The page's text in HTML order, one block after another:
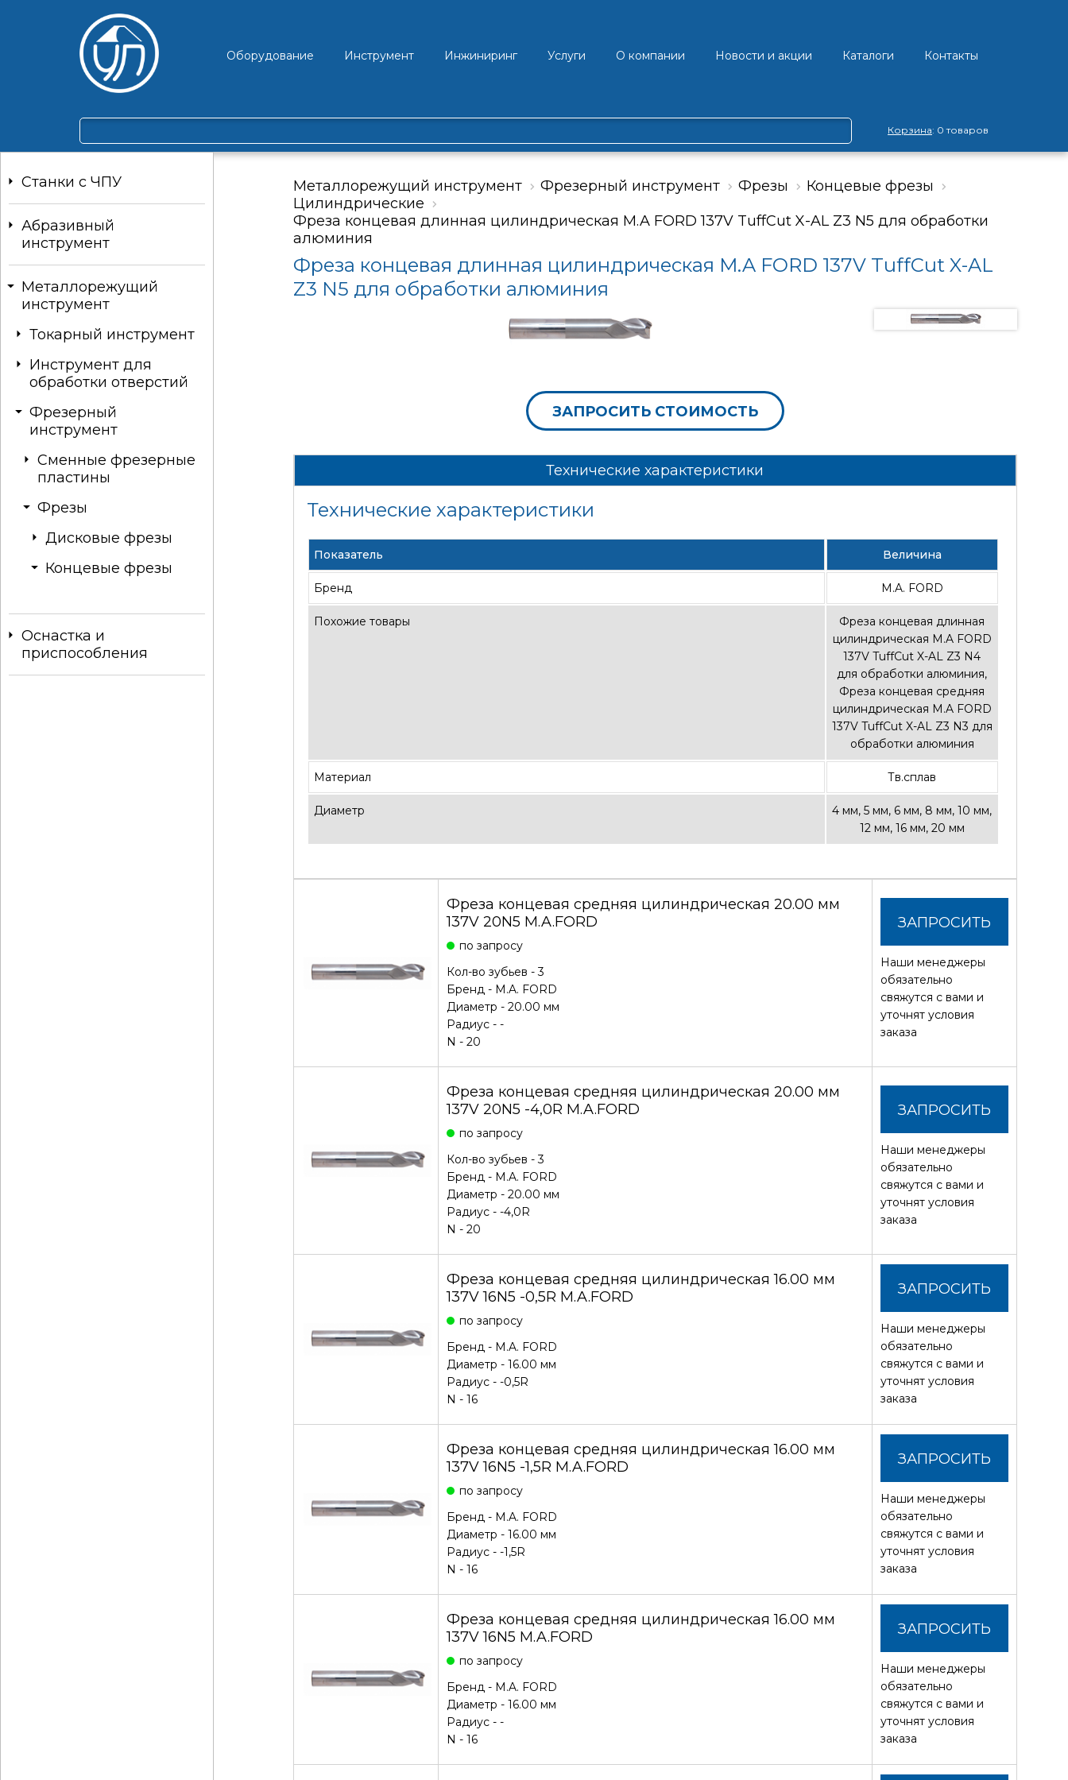
Оборудование Инструмент Инжиниринг Услуги О компании Новости и акции Каталоги Контакты
Корзина: 0 товаров
Станки c ЧПУ
Абразивный
инструмент
Металлорежущий
инструмент
Токарный инструмент
Инструмент для
обработки отверстий
Фрезерный
инструмент
Сменные фрезерные
пластины
Фрезы
Дисковые фрезы
Концевые фрезы
Оснастка и
приспособления
Металлорежущий инструмент Фрезерный инструмент Фрезы
Концевые фрезы
Цилиндрические
Фреза концевая длинная цилиндрическая M.A FORD 137V TuffCut X-AL Z3 N5 для обработки
алюминия
Фреза концевая длинная цилиндрическая M.A FORD 137V TuffCut X-AL
Z3 N5 для обработки алюминия
ЗАПРОСИТЬ СТОИМОСТЬ
Технические характеристики
Технические характеристики
Показатель Величина
Бренд M.A. FORD
Похожие товары
Фреза концевая длинная
цилиндрическая M.A FORD
137V TuffCut X-AL Z3 N4
для обработки алюминия,
Фреза концевая средняя
цилиндрическая M.A FORD
137V TuffCut X-AL Z3 N3 для
обработки алюминия
Материал Тв.сплав
Диаметр
4 мм, 5 мм, 6 мм, 8 мм, 10 мм,
12 мм, 16 мм, 20 мм
Фреза концевая средняя цилиндрическая 20.00 мм
137V 20N5 M.A.FORD
по запросу
Кол-во зубьев - 3
Бренд - M.A. FORD
Диаметр - 20.00 мм
Радиус - -
N - 20
ЗАПРОСИТЬ
СТОИМОСТЬ
Наши менеджеры
обязательно
свяжутся с вами и
уточнят условия
заказа
Фреза концевая средняя цилиндрическая 20.00 мм
137V 20N5 -4,0R M.A.FORD
по запросу
Кол-во зубьев - 3
Бренд - M.A. FORD
Диаметр - 20.00 мм
Радиус - -4,0R
N - 20
ЗАПРОСИТЬ
СТОИМОСТЬ
Наши менеджеры
обязательно
свяжутся с вами и
уточнят условия
заказа
Фреза концевая средняя цилиндрическая 16.00 мм
137V 16N5 -0,5R M.A.FORD
по запросу
Бренд - M.A. FORD
Диаметр - 16.00 мм
Радиус - -0,5R
N - 16
ЗАПРОСИТЬ
СТОИМОСТЬ
Наши менеджеры
обязательно
свяжутся с вами и
уточнят условия
заказа
Фреза концевая средняя цилиндрическая 16.00 мм
137V 16N5 -1,5R M.A.FORD
по запросу
Бренд - M.A. FORD
Диаметр - 16.00 мм
Радиус - -1,5R
N - 16
ЗАПРОСИТЬ
СТОИМОСТЬ
Наши менеджеры
обязательно
свяжутся с вами и
уточнят условия
заказа
Фреза концевая средняя цилиндрическая 16.00 мм
137V 16N5 M.A.FORD
по запросу
Бренд - M.A. FORD
Диаметр - 16.00 мм
Радиус - -
N - 16
ЗАПРОСИТЬ
СТОИМОСТЬ
Наши менеджеры
обязательно
свяжутся с вами и
уточнят условия
заказа